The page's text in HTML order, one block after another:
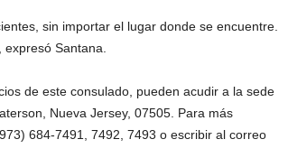
sin importar el lugar donde se encuentre.
Santana.
de este consulado, pueden acudir a la sede
Nueva Jersey, 07505. Para más
684-7491, 7492, 7493 o escribir al correo